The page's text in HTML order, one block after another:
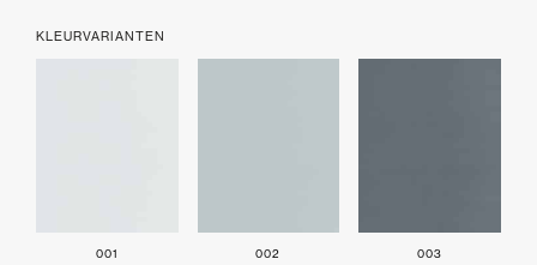
KLEURVARIANTEN
001 002 003